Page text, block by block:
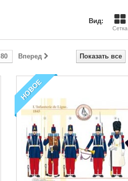
Вид:
Сетка
Показать все
80 Вперед
НОВОЕ